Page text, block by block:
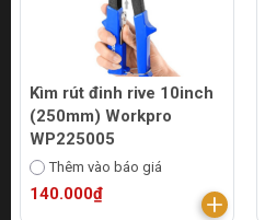
Kìm rút đinh rive 10inch
(250mm) Workpro
WP225005
Thêm vào báo giá
140.000₫